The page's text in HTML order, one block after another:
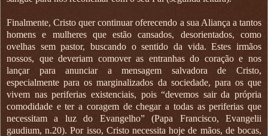
Finalmente, Cristo quer continuar oferecendo a sua Aliança a tantos
homens e mulheres que estão cansados, desorientados, como
ovelhas sem pastor, buscando o sentido da vida. Estes irmãos
nossos, que deveriam comover as entranhas do coração e nos
lançar para anunciar a mensagem salvadora de Cristo,
especialmente para os marginalizados da sociedade, para os que
vivem nas periferias existenciais, pois “devemos sair da própria
comodidade e ter a coragem de chegar a todas as periferias que
necessitam a luz do Evangelho” (Papa Francisco, Evangelii
gaudium, n.20). Por isso, Cristo necessita hoje de mãos, de bocas,